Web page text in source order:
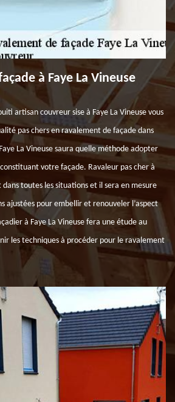
à Faye La Vineuse
artisan couvreur sise à Faye La Vineuse vous
pas chers en ravalement de façade dans
La Vineuse saura quelle méthode adopter
votre façade. Ravaleur pas cher à
dans toutes les situations et il sera en mesure
ajustées pour embellir et renouveler l’aspect
à Faye La Vineuse fera une étude au
les techniques à procéder pour le ravalement